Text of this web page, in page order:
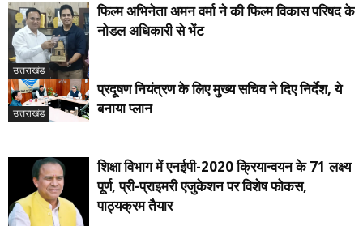
उत्तराखंड
फिल्म अभिनेता अमन वर्मा ने की फिल्म विकास परिषद के
नोडल अधिकारी से भेंट
उत्तराखंड
प्रदूषण नियंत्रण के लिए मुख्य सचिव ने दिए निर्देश, ये
बनाया प्लान
शिक्षा विभाग में एनईपी-2020 क्रियान्वयन के 71 लक्ष्य
पूर्ण, प्री-प्राइमरी एजुकेशन पर विशेष फोकस,
पाठ्यक्रम तैयार